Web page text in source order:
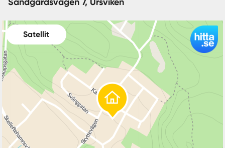
Sandgärdsvägen 7, Ursviken
Satellit